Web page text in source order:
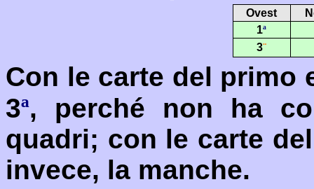
Ovest
1ª
3¨
Con le carte del primo
3ª, perché non ha
quadri; con le carte
invece, la manche.